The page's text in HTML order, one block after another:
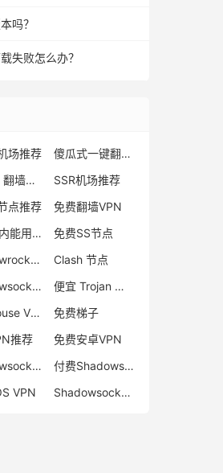
吗？
失败怎么办？
场推荐
傻瓜式一键翻墙VPN客户端
iPhone 翻墙代理软件
SSR机场推荐
点推荐
免费翻墙VPN
中国国内能用的翻墙VPN推荐
免费SS节点
Shadowrocket 地址
Clash 节点
Shadowsocks 付费节点
便宜 Trojan 购买
Clubhouse VPN
免费梯子
推荐
免费安卓VPN
Shadowsocks 服务器
付费Shadowsocks推荐
VPN Shadowsocks 节点哪里买